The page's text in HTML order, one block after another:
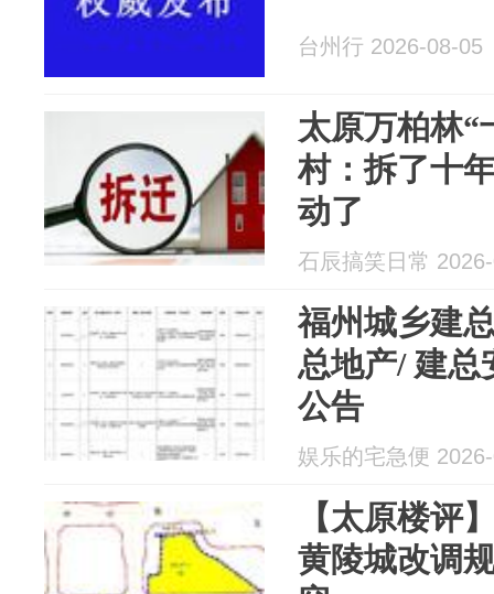
台州行 2026-08-05
太原万柏林“
村：拆了十
动了
石辰搞笑日常
福州城乡建
总地产/ 建
公告
娱乐的宅急便
【太原楼评
黄陵城改调